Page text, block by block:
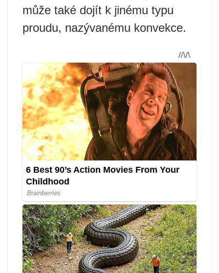
může také dojít k jinému typu
proudu, nazývanému konvekce.